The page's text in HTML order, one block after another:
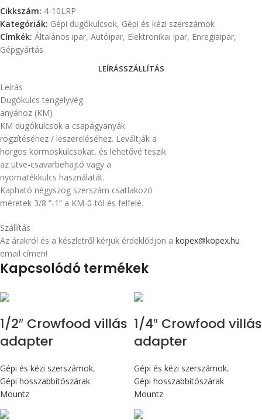
Cikkszám: 4-10LRP
Kategóriák: Gépi dugókulcsok, Gépi és kézi szerszámok
Címkék: Általános ipar, Autóipar, Elektronikai ipar, Enregiaipar,
Gépgyártás
LEÍRÁSSZÁLLÍTÁS
Leírás
Dugókulcs tengelyvég
anyához (KM)
KM dugókulcsok a csapágyanyák
rögzítéséhez / leszereléséhez. Leváltják a
horgos körmöskulcsokat, és lehetővé teszik
az ütve-csavarbehajtó vagy a
nyomatékkulcs használatát.
Kapható négyszög szerszám csatlakozó
méretek 3/8 ”-1” a KM-0-tól és felfelé.
Szállítás
Az árakról és a készletről kérjük érdeklődjön a kopex@kopex.hu
email címen!
Kapcsolódó termékek
1/2″ Crowfood villás
adapter
Gépi és kézi szerszámok,
Gépi hosszabbítószárak
Mountz
1/4″ Crowfood villás
adapter
Gépi és kézi szerszámok,
Gépi hosszabbítószárak
Mountz